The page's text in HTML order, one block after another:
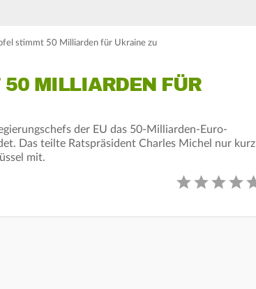
stimmt 50 Milliarden für Ukraine zu
MILLIARDEN FÜR
der EU das 50-Milliarden-Euro-
Das teilte Ratspräsident Charles Michel nur kurz
mit.